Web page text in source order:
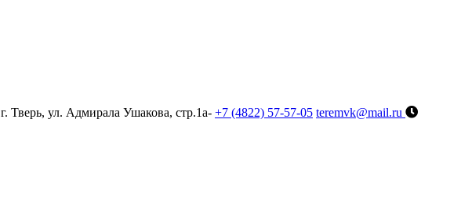
г. Тверь, ул. Адмирала Ушакова, стр.1а- +7 (4822) 57-57-05 teremvk@mail.ru